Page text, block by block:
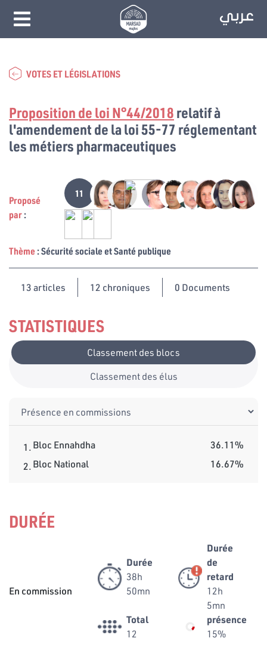
VOTES ET LÉGISLATIONS
STATISTIQUES
Classement des blocs
Classement des élus
1.Bloc Ennahdha
36.11%
2.Bloc National 16.67%
Proposition de loi N°44/2018relatif à
l'amendement de la loi 55-77 réglementant
les métiers pharmaceutiques
Proposé
par:
11
Thème: Sécurité sociale et Santé publique
13articles 12 chroniques 0 Documents
DURÉE
En commission
Durée
38h
50mn
Durée
de
retard
12h
5mn
Total
12
présence
15%